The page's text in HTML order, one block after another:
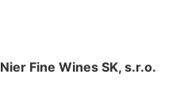
Nier Fine Wines SK, s.r.o.